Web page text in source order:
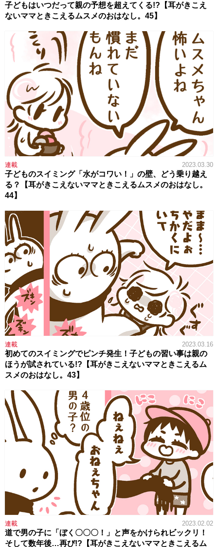
子どもはいつだって親の予想を超えてくる!?【耳がきこえ
ないママときこえるムスメのおはなし。45】
連載 2023.03.30
子どものスイミング「水がコワい！」の壁、どう乗り越え
る？【耳がきこえないママときこえるムスメのおはなし。
44】
連載 2023.03.16
初めてのスイミングでピンチ発生！子どもの習い事は親の
ほうが試されている!?【耳がきこえないママときこえるム
スメのおはなし。43】
連載 2023.02.02
道で男の子に「ぼく〇〇〇！」と声をかけられビックリ！
そして数年後…再び!?【耳がきこえないママときこえるム